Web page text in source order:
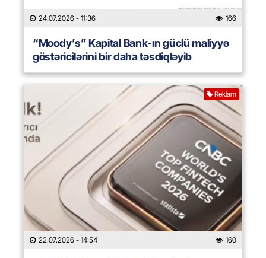
24.07.2026 - 11:36 166
“Moody’s” Kapital Bank-ın güclü maliyyə
göstəricilərini bir daha təsdiqləyib
Reklam
22.07.2026 - 14:54 160